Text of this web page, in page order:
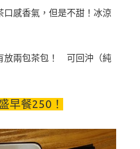
口感香氣，但是不甜！冰涼
放兩包茶包！ 可回沖（純
早餐250！